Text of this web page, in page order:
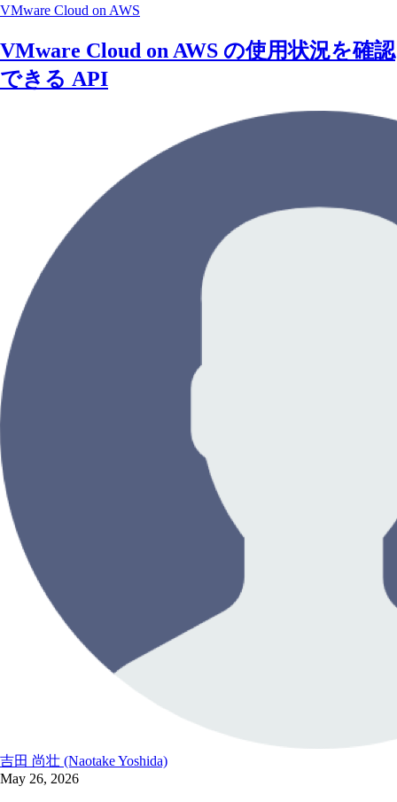
VMware Cloud on AWS
VMware Cloud on AWS の使用状況を確認
できる API
吉田 尚壮 (Naotake Yoshida)
May 26, 2026